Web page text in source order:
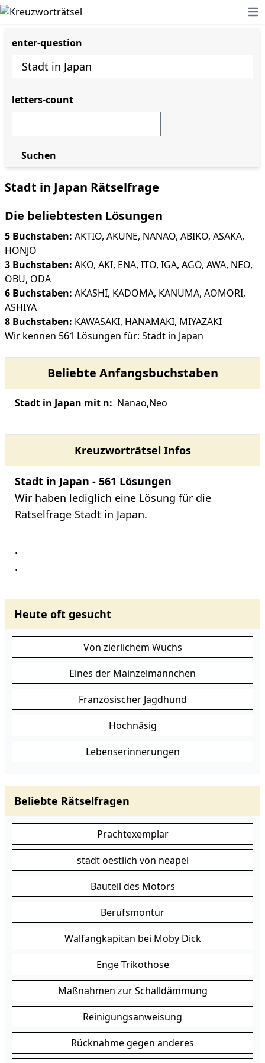
Stadt in Japan Rätselfrage
Die beliebtesten Lösungen
5 Buchstaben: AKTIO, AKUNE, NANAO, ABIKO, ASAKA,
HONJO
3 Buchstaben: AKO, AKI, ENA, ITO, IGA, AGO, AWA, NEO,
OBU, ODA
6 Buchstaben: AKASHI, KADOMA, KANUMA, AOMORI,
ASHIYA
8 Buchstaben: KAWASAKI, HANAMAKI, MIYAZAKI
Wir kennen 561 Lösungen für: Stadt in Japan
Beliebte Anfangsbuchstaben
Stadt in Japan mit n: Nanao,Neo
Kreuzworträtsel Infos
Stadt in Japan - 561 Lösungen
Wir haben lediglich eine Lösung für die
Rätselfrage Stadt in Japan.
.
.
Heute oft gesucht
Von zierlichem Wuchs
Eines der Mainzelmännchen
Französischer Jagdhund
Hochnäsig
Lebenserinnerungen
Beliebte Rätselfragen
Prachtexemplar
stadt oestlich von neapel
Bauteil des Motors
Berufsmontur
Walfangkapitän bei Moby Dick
Enge Trikothose
Maßnahmen zur Schalldämmung
Reinigungsanweisung
Rücknahme gegen anderes
enter-question
letters-count
Suchen